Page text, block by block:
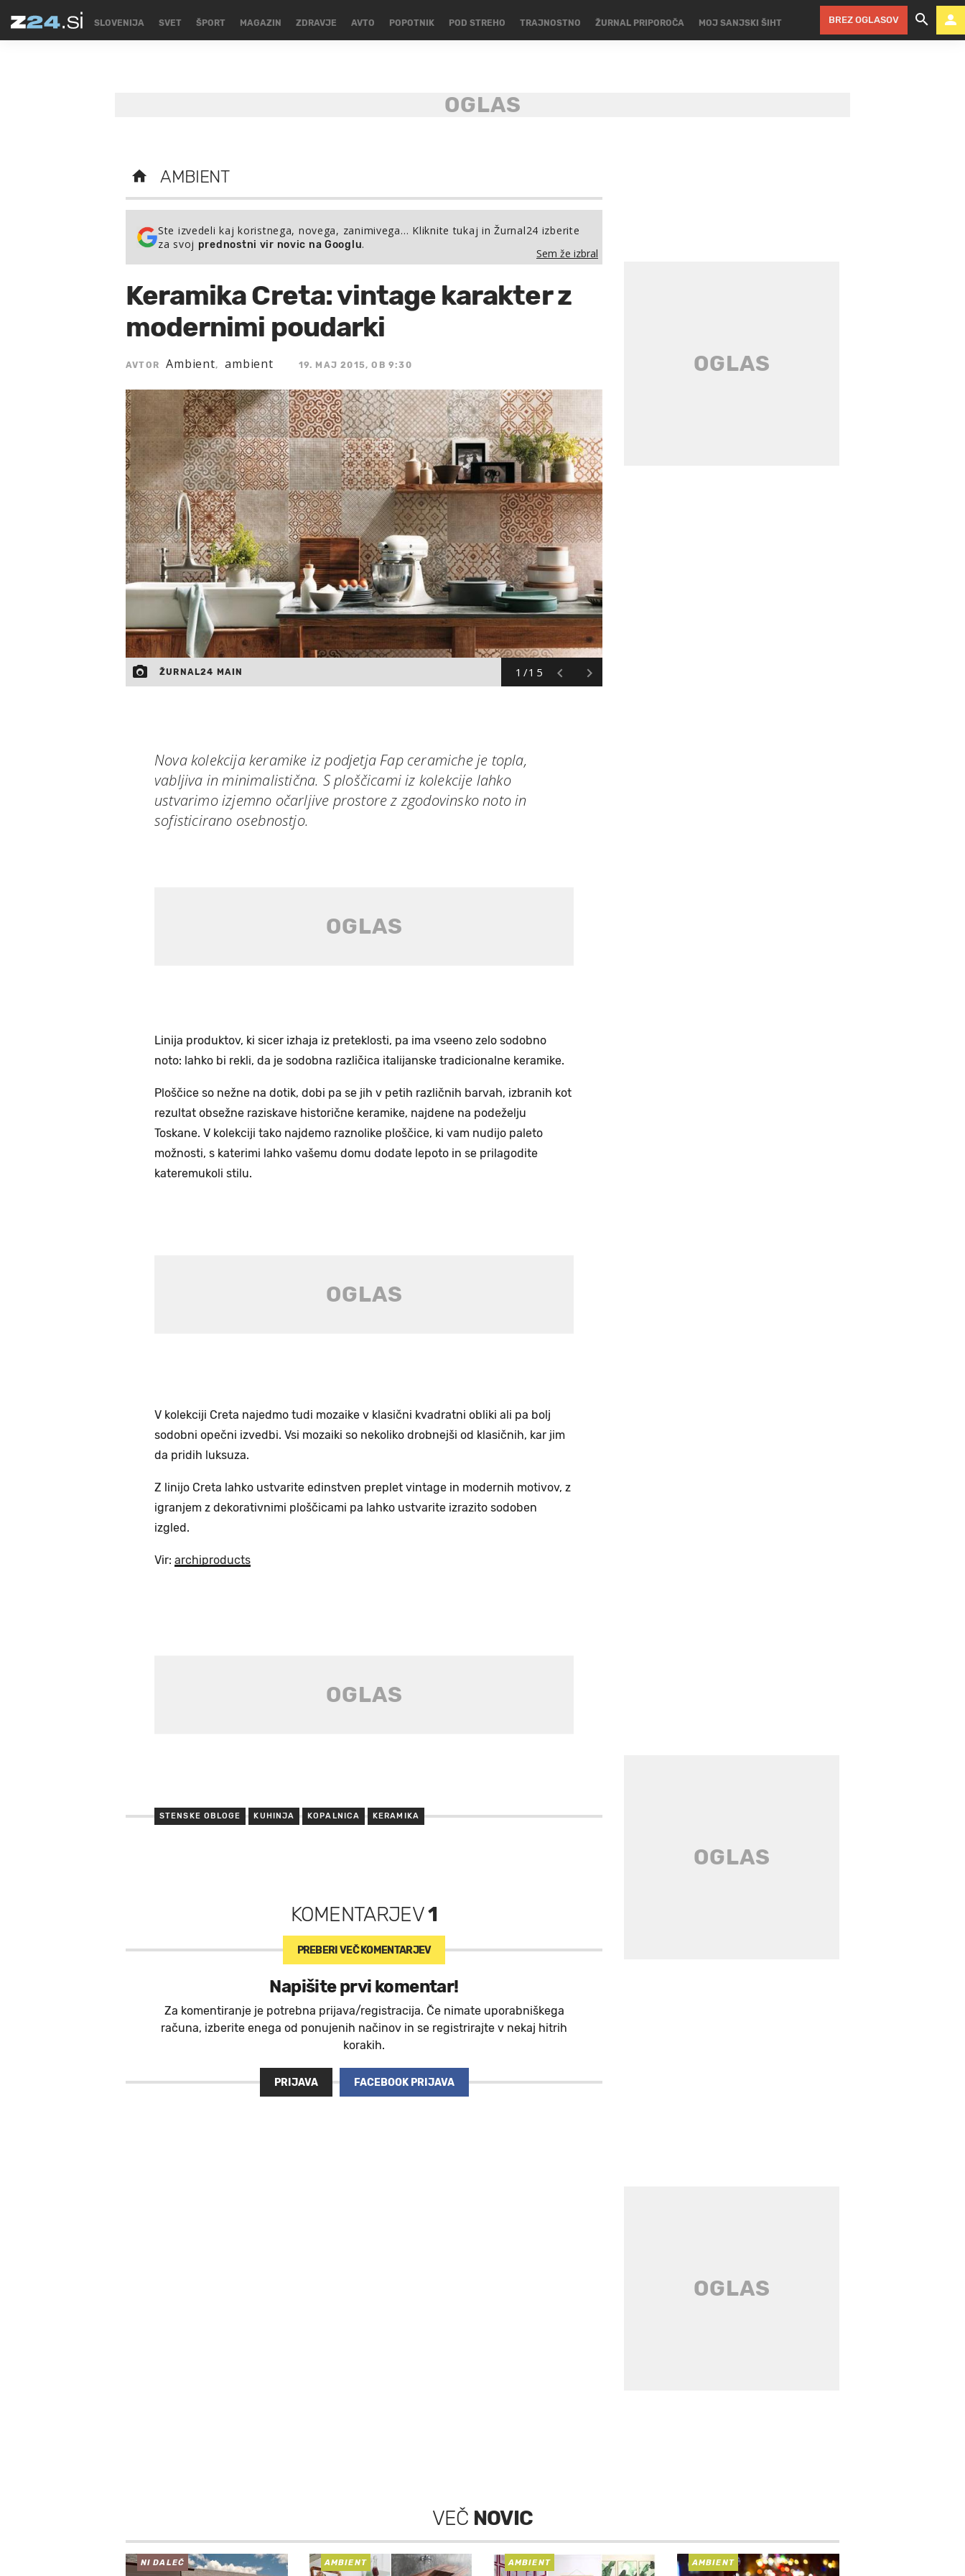
SLOVENIJA SVET ŠPORT MAGAZIN ZDRAVJE AVTO POPOTNIK POD STREHO TRAJNOSTNO ŽURNAL PRIPOROČA MOJ SANJSKI ŠIHT BREZ OGLASOV
AMBIENT
Ste izvedeli kaj koristnega, novega, zanimivega… Kliknite tukaj in Žurnal24 izberite
za svoj prednostni vir novic na Googlu.
Sem že izbral
Keramika Creta: vintage karakter z
modernimi poudarki
AVTOR Ambient, ambient 19. MAJ 2015, OB 9:30
1/15
ŽURNAL24 MAIN
Nova kolekcija keramike iz podjetja Fap ceramiche je topla,
vabljiva in minimalistična. S ploščicami iz kolekcije lahko
ustvarimo izjemno očarljive prostore z zgodovinsko noto in
sofisticirano osebnostjo.
Linija produktov, ki sicer izhaja iz preteklosti, pa ima vseeno zelo sodobno
noto: lahko bi rekli, da je sodobna različica italijanske tradicionalne keramike.
Ploščice so nežne na dotik, dobi pa se jih v petih različnih barvah, izbranih kot
rezultat obsežne raziskave historične keramike, najdene na podeželju
Toskane. V kolekciji tako najdemo raznolike ploščice, ki vam nudijo paleto
možnosti, s katerimi lahko vašemu domu dodate lepoto in se prilagodite
kateremukoli stilu.
V kolekciji Creta najedmo tudi mozaike v klasični kvadratni obliki ali pa bolj
sodobni opečni izvedbi. Vsi mozaiki so nekoliko drobnejši od klasičnih, kar jim
da pridih luksuza.
Z linijo Creta lahko ustvarite edinstven preplet vintage in modernih motivov, z
igranjem z dekorativnimi ploščicami pa lahko ustvarite izrazito sodoben
izgled.
Vir: archiproducts
STENSKE OBLOGE KUHINJA KOPALNICA KERAMIKA
KOMENTARJEV1
PREBERI VEČ KOMENTARJEV
Napišite prvi komentar!
Za komentiranje je potrebna prijava/registracija. Če nimate uporabniškega
računa, izberite enega od ponujenih načinov in se registrirajte v nekaj hitrih
korakih.
PRIJAVA FACEBOOK PRIJAVA
VEČ NOVIC
NI DALEČ AMBIENT AMBIENT AMBIENT